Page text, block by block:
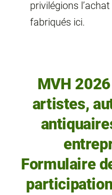
privilégions
fabriqués ici.
MVH
artistes,
Formulaire